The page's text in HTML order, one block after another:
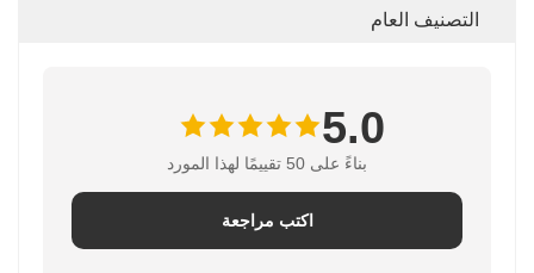
التصنيف العام
5.0
بناءً على 50 تقييمًا لهذا المورد
اكتب مراجعة